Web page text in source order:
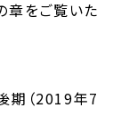
章をご覧いた
期（2019年7